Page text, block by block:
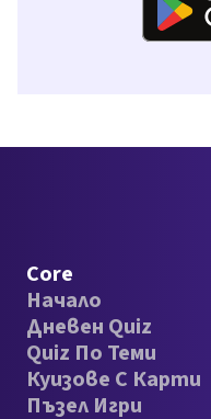
Core
Начало
Дневен Quiz
Quiz По Теми
Куизове С Карти
Пъзел Игри